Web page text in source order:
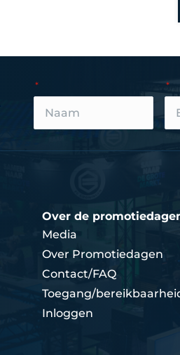
Over de
Media
Over Promotiedagen
Contact/FAQ
Toegang/
Inloggen